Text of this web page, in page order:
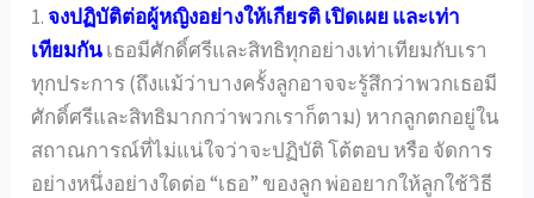
1.จงปฏิบัติต่อผู้หญิงอย่างให้เกียรติ เปิดเผย และเท่า
เทียมกันเธอมีศักดิ์ศรีและสิทธิทุกอย่างเท่าเทียมกับเรา
ทุกประการ (ถึงแม้ว่าบางครั้งลูกอาจจะรู้สึกว่าพวกเธอมี
ศักดิ์ศรีและสิทธิมากกว่าพวกเราก็ตาม) หากลูกตกอยู่ใน
สถาณการณ์ที่ไม่แน่ใจว่าจะปฏิบัติ โต้ตอบ หรือ จัดการ
อย่างหนึ่งอย่างใดต่อ “เธอ” ของลูก พ่ออยากให้ลูกใช้วิธี